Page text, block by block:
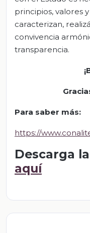
principios, valores
caracterizan,
convivencia
transparencia.
Para saber más:
https://
Descarga
aquí